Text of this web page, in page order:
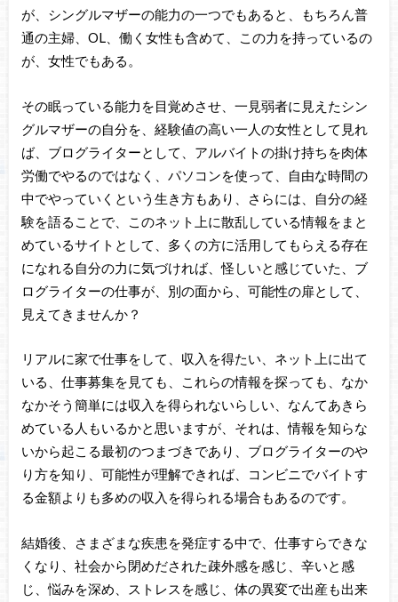
が、シングルマザーの能力の一つでもあると、もちろん普
通の主婦、OL、働く女性も含めて、この力を持っているの
が、女性でもある。
その眠っている能力を目覚めさせ、一見弱者に見えたシン
グルマザーの自分を、経験値の高い一人の女性として見れ
ば、ブログライターとして、アルバイトの掛け持ちを肉体
労働でやるのではなく、パソコンを使って、自由な時間の
中でやっていくという生き方もあり、さらには、自分の経
験を語ることで、このネット上に散乱している情報をまと
めているサイトとして、多くの方に活用してもらえる存在
になれる自分の力に気づければ、怪しいと感じていた、ブ
ログライターの仕事が、別の面から、可能性の扉として、
見えてきませんか？
リアルに家で仕事をして、収入を得たい、ネット上に出て
いる、仕事募集を見ても、これらの情報を探っても、なか
なかそう簡単には収入を得られないらしい、なんてあきら
めている人もいるかと思いますが、それは、情報を知らな
いから起こる最初のつまづきであり、ブログライターのや
り方を知り、可能性が理解できれば、コンビニでバイトす
る金額よりも多めの収入を得られる場合もあるのです。
結婚後、さまざまな疾患を発症する中で、仕事すらできな
くなり、社会から閉めだされた疎外感を感じ、辛いと感
じ、悩みを深め、ストレスを感じ、体の異変で出産も出来